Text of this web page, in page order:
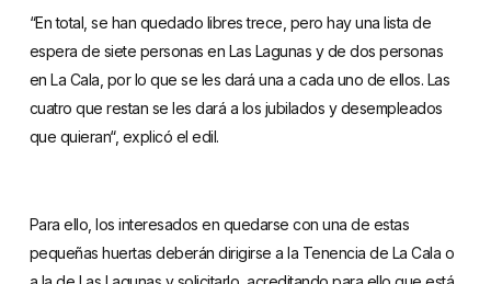
“En total, se han quedado libres trece, pero hay una lista de
espera de siete personas en Las Lagunas y de dos personas
en La Cala, por lo que se les dará una a cada uno de ellos. Las
cuatro que restan se les dará a los jubilados y desempleados
que quieran“, explicó el edil.
Para ello, los interesados en quedarse con una de estas
pequeñas huertas deberán dirigirse a la Tenencia de La Cala o